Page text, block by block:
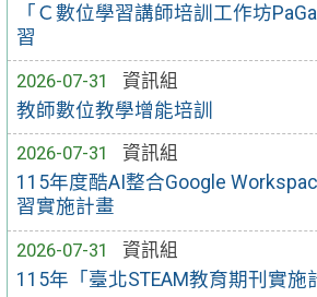
「Ｃ數位學習講師培訓工作坊
習
2026-07-31
資訊組
教師數位教學增能培訓
2026-07-31
資訊組
115年度酷AI整合Google
習實施計畫
2026-07-31
資訊組
115年「臺北STEAM教育期刊實施